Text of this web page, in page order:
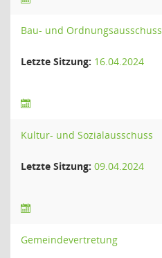
Bau- und Ordnungsausschuss
Letzte Sitzung: 16.04.2024
Kultur- und Sozialausschuss
Letzte Sitzung: 09.04.2024
Gemeindevertretung